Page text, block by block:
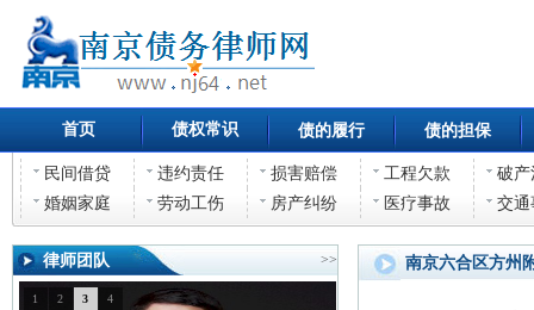
首页 债权常识 债的履行 债的担保
民间借贷 违约责任 损害赔偿 工程欠款
破产
婚姻家庭
劳动工伤 房产纠纷 医疗事故 交通
律师团队 >>
1 2 3 4
南京六合区方州